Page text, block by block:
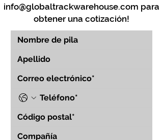
info@globaltrackwarehouse.com para
obtener una cotización!